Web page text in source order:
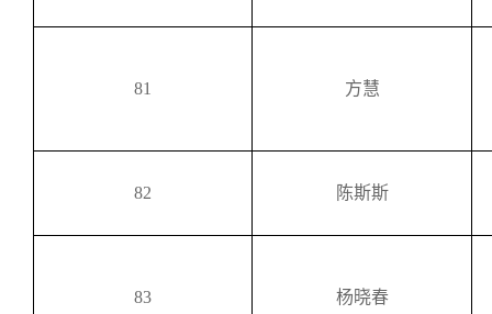
81 方慧
82 陈斯斯
83 杨晓春